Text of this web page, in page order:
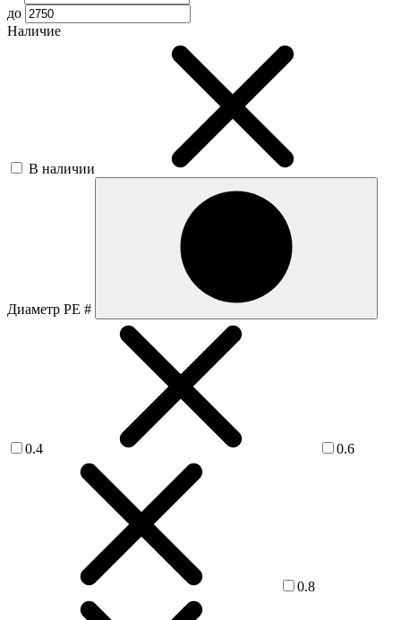
до
Наличие
В наличии
Диаметр PE #
0.4 0.6
0.8